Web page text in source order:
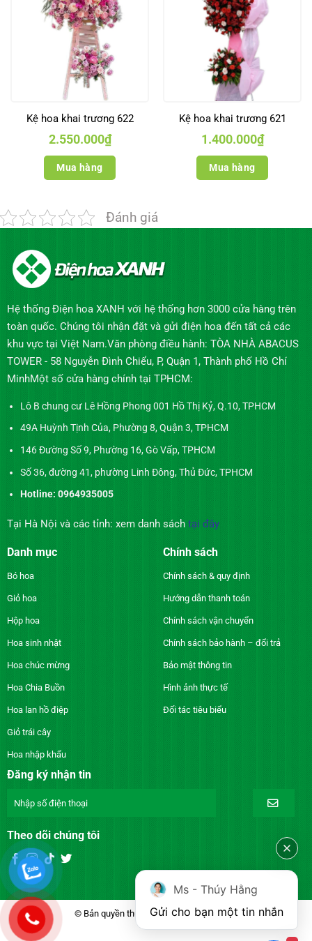
Kệ hoa khai trương 622
2.550.000₫
Mua hàng
Kệ hoa khai trương 621
1.400.000₫
Mua hàng
Đánh giá
Hệ thống Điện hoa XANH với hệ thống hơn 3000 cửa hàng trên
toàn quốc. Chúng tôi nhận đặt và gửi điện hoa đến tất cả các
khu vực tại Việt Nam.Văn phòng điều hành: TÒA NHÀ ABACUS
TOWER - 58 Nguyễn Đình Chiểu, P, Quận 1, Thành phố Hồ Chí
MinhMột số cửa hàng chính tại TPHCM:
Lô B chung cư Lê Hồng Phong 001 Hồ Thị Kỷ, Q.10, TPHCM
49A Huỳnh Tịnh Của, Phường 8, Quận 3, TPHCM
146 Đường Số 9, Phường 16, Gò Vấp, TPHCM
Số 36, đường 41, phường Linh Đông, Thủ Đức, TPHCM
Hotline: 0964935005
Tại Hà Nội và các tỉnh: xem danh sách tại đây
Danh mục
Bó hoa
Giỏ hoa
Hộp hoa
Hoa sinh nhật
Hoa chúc mừng
Hoa Chia Buồn
Hoa lan hồ điệp
Giỏ trái cây
Hoa nhập khẩu
Chính sách
Chính sách & quy định
Hướng dẫn thanh toán
Chính sách vận chuyển
Chính sách bảo hành – đổi trả
Bảo mật thông tin
Hình ảnh thực tế
Đối tác tiêu biểu
Đăng ký nhận tin
Theo dõi chúng tôi
© Bản quyền thuộc về DienhoaXANH.com
Ms - Thúy Hằng
Gửi cho bạn một tin nhắn